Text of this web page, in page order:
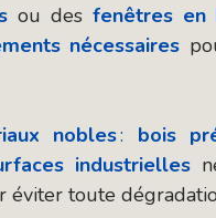
ou des fenêtres en
nécessaires
nobles: bois
industrielles
éviter toute